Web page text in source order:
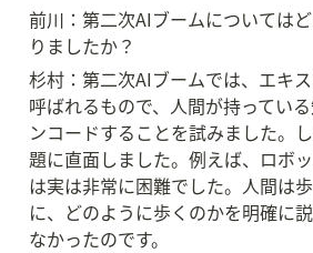
前川：第二次AIブームについては
りましたか？
杉村：第二次AIブームでは、エキ
呼ばれるもので、人間が持ってい
ンコードすることを試みました。
題に直面しました。例えば、ロボ
は実は非常に困難でした。人間は
に、どのように歩くのかを明確に
なかったのです。